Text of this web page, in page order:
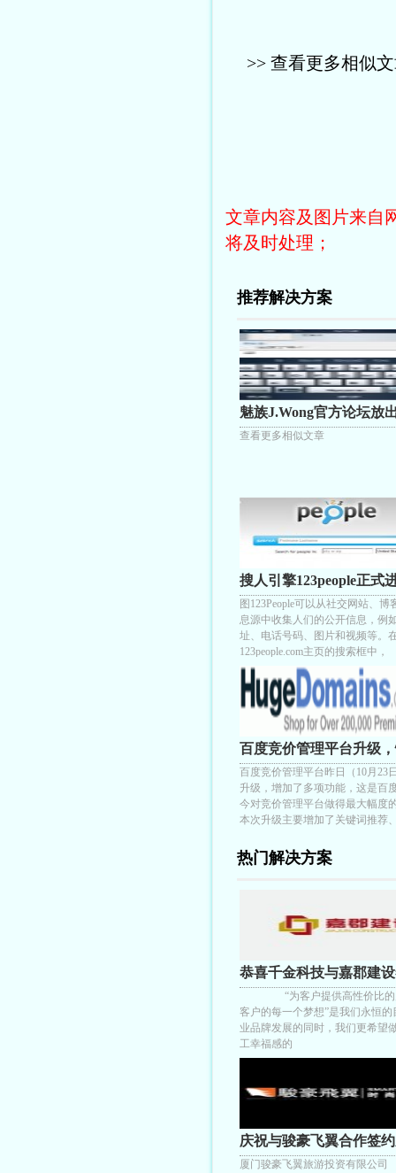
>> 查看更多相似
文章内容及图片来自
将及时处理；
推荐解决方案
魅族J.Wong官方论坛放
的UI截图
查看更多相似文章
搜人引擎123people正式
市场
图123People可以从社交网站、博
息源中收集人们的公开信息，例
址、电话号码、图片和视频等。
123people.com主页的搜索框中，
百度竞价管理平台升级
陷？
百度竞价管理平台昨日（10月23
升级，增加了多项功能，这是百
今对竞价管理平台做得最大幅度
本次升级主要增加了关键词推荐
热门解决方案
恭喜千金科技与嘉郡建
“为客户提供高性价比的
客户的每一个梦想”是我们永恒
业品牌发展的同时，我们更希望
工幸福感的
庆祝与骏豪飞翼合作签
厦门骏豪飞翼旅游投资有限公司